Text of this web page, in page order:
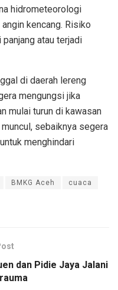
hidrometeorologi
kencang. Risiko
atau terjadi
di daerah lereng
mengungsi jika
mulai turun di kawasan
sebaiknya segera
menghindari
BMKG Aceh cuaca
dan Pidie Jaya Jalani